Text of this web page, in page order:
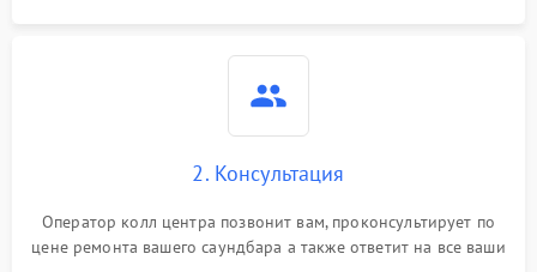
2. Консультация
Оператор колл центра позвонит вам, проконсультирует по
цене ремонта вашего саундбара а также ответит на все ваши